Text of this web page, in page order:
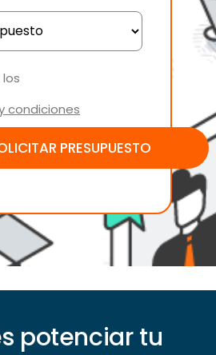
condiciones
potenciar tu